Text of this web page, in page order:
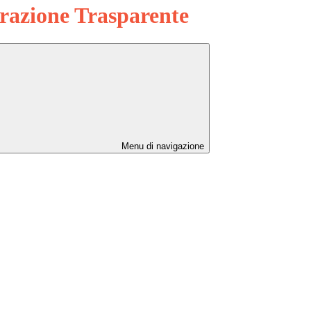
Trasparente
Menu di navigazione